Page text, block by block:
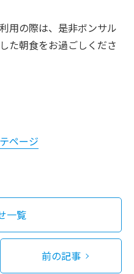
用の際は、是非ボンサル
た朝食をお過ごしくださ
ページ
一覧
前の記事